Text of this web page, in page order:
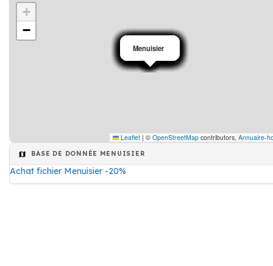
Menuisier
Menuisier
Menuisier
Menuisier
Menuisier
Menuisier
Menuisier
Menuisier
Menuisier
Menuisier
Menuisier
Menuisier
Menuisier
Menuisier
Menuisier
Menuisier
Menuisier
Menuisier
Menuisier
Menuisier
+
−
Leaflet | © OpenStreetMap contributors, Annuaire-
BASE DE DONNÉE MENUISIER
Achat fichier Menuisier -20%